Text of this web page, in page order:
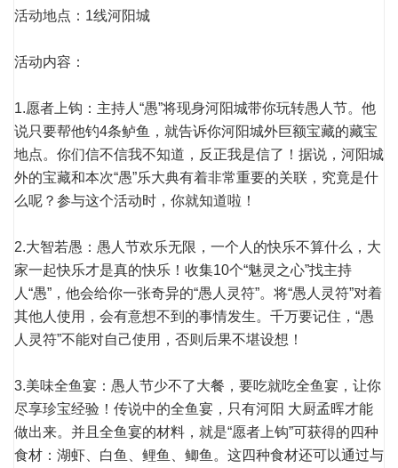
活动地点：1线河阳城
活动内容：
1.愿者上钩：主持人“愚”将现身河阳城带你玩转愚人节。他
说只要帮他钓4条鲈鱼，就告诉你河阳城外巨额宝藏的藏宝
地点。你们信不信我不知道，反正我是信了！据说，河阳城
外的宝藏和本次“愚”乐大典有着非常重要的关联，究竟是什
么呢？参与这个活动时，你就知道啦！
2.大智若愚：愚人节欢乐无限，一个人的快乐不算什么，大
家一起快乐才是真的快乐！收集10个“魅灵之心”找主持
人“愚”，他会给你一张奇异的“愚人灵符”。将“愚人灵符”对着
其他人使用，会有意想不到的事情发生。千万要记住，“愚
人灵符”不能对自己使用，否则后果不堪设想！
3.美味全鱼宴：愚人节少不了大餐，要吃就吃全鱼宴，让你
尽享珍宝经验！传说中的全鱼宴，只有河阳 大厨孟晖才能
做出来。并且全鱼宴的材料，就是“愿者上钩”可获得的四种
食材：湖虾、白鱼、鲤鱼、鲫鱼。这四种食材还可以通过与